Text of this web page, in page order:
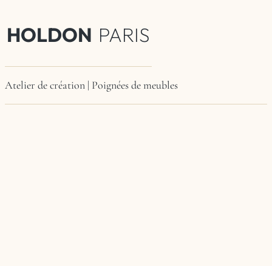
HOLDON PARIS
Atelier de création | Poignées de meubles